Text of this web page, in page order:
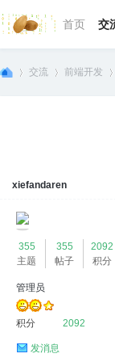
首页 交
交流 前端开发
xiefandaren
355
主题
355
帖子
2092
积分
管理员
积分 2092
发消息